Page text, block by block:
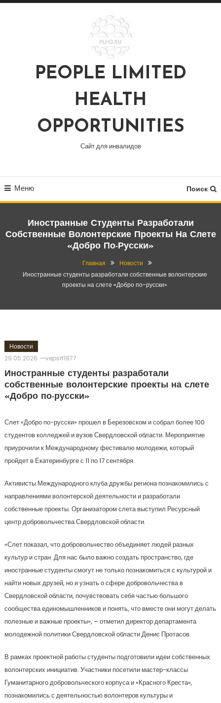
Перейти
PEOPLE LIMITED
HEALTH
OPPORTUNITIES
Сайт для инвалидов
Меню Поиск
Иностранные Студенты Разработали
Собственные Волонтерские Проекты На Слете
«Добро По-Русски»
Главная
Новости
Иностранные студенты разработали собственные волонтерские
проекты на слете «Добро по-русски»
Новости
29.05.2026
vepsrf1977
Иностранные студенты разработали
собственные волонтерские проекты на слете
«Добро по-русски»
Слет «Добро по-русски» прошел в Березовском и собрал более 100
студентов колледжей и вузов Свердловской области. Мероприятие
приурочили к Международному фестивалю молодежи, который
пройдет в Екатеринбурге с 11 по 17 сентября.
Активисты Международного клуба дружбы региона познакомились с
направлениями волонтерской деятельности и разработали
собственные проекты. Организатором слета выступил Ресурсный
центр добровольчества Свердловской области.
«Слет показал, что добровольчество объединяет людей разных
культур и стран. Для нас было важно создать пространство, где
иностранные студенты смогут не только познакомиться с культурой и
найти новых друзей, но и узнать о сфере добровольчества в
Свердловской области, почувствовать себя частью большого
сообщества единомышленников и понять, что вместе они могут делать
полезные и важные проекты», – отметил директор департамента
молодежной политики Свердловской области Денис Протасов.
В рамках проектной работы студенты подготовили идеи собственных
волонтерских инициатив. Участники посетили мастер-классы
Гуманитарного добровольческого корпуса и «Красного Креста»,
познакомились с деятельностью волонтеров культуры и